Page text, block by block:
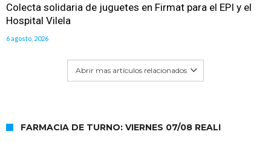
Colecta solidaria de juguetes en Firmat para el EPI y el
Hospital Vilela
6 agosto, 2026
Abrir mas artículos relacionados
FARMACIA DE TURNO: VIERNES 07/08 REALI